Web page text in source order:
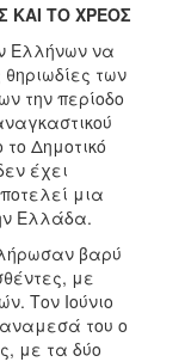
ΚΑΙ ΤΟ ΧΡΕΟΣ
Ελλήνων να
θηριωδίες των
την περίοδο
Δημοτικό
έχει
μια
Ελλάδα.
βαρύ
με
Τον Ιούνιο
του ο
με τα δύο